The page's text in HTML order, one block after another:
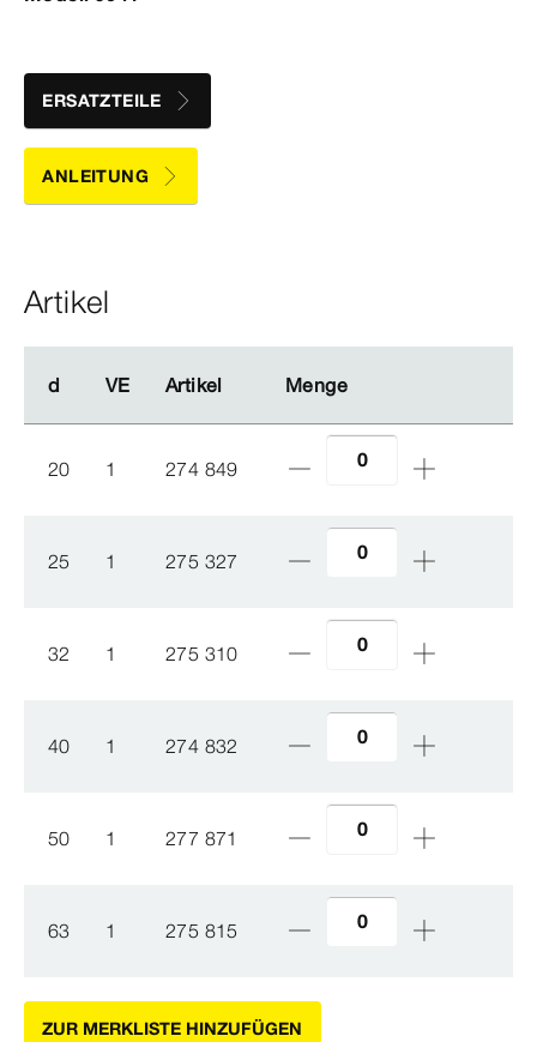
ERSATZTEILE
ANLEITUNG
Artikel
d VE Artikel Menge
d VE Artikel Menge
20 1 274 849
25 1 275 327
32 1 275 310
40 1 274 832
50 1 277 871
63 1 275 815
ZUR MERKLISTE HINZUFÜGEN